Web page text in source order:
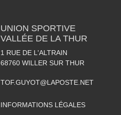
UNION SPORTIVE
VALLÉE DE LA THUR
1 RUE DE L'ALTRAIN
68760 WILLER SUR THUR
TOF.GUYOT@LAPOSTE.NET
INFORMATIONS LÉGALES